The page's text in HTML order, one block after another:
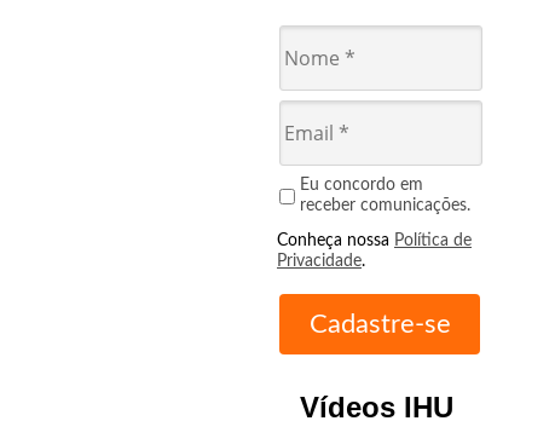
Eu concordo em
receber comunicações.
Conheça nossa Política de
Privacidade.
Vídeos IHU